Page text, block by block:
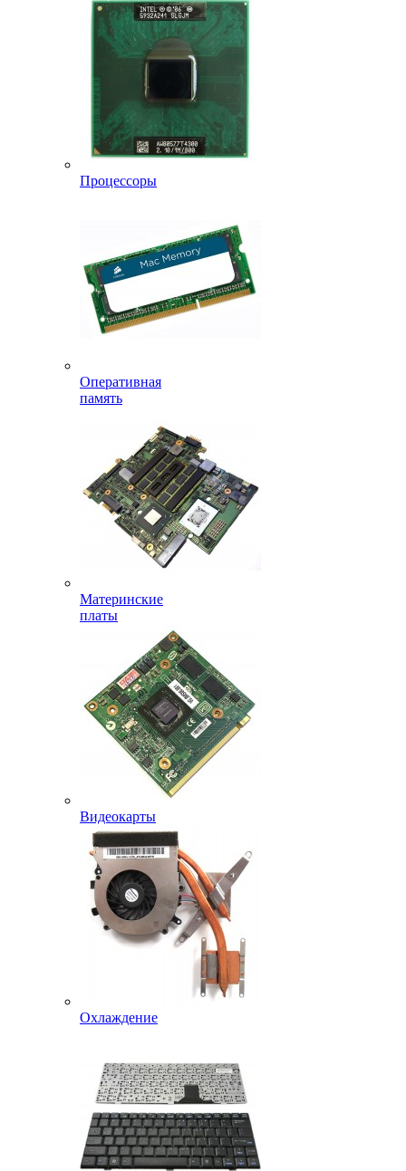
Процессоры
Оперативная
память
Материнские
платы
Видеокарты
Охлаждение